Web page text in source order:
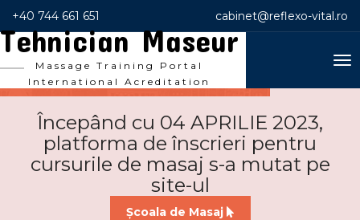
+40 744 661 651 cabinet@reflexo-vital.ro
Tehnician Maseur
Massage Training Portal
International Acreditation
Începând cu 04 APRILIE 2023,
platforma de înscrieri pentru
cursurile de masaj s-a mutat pe
site-ul
Școala de Masaj